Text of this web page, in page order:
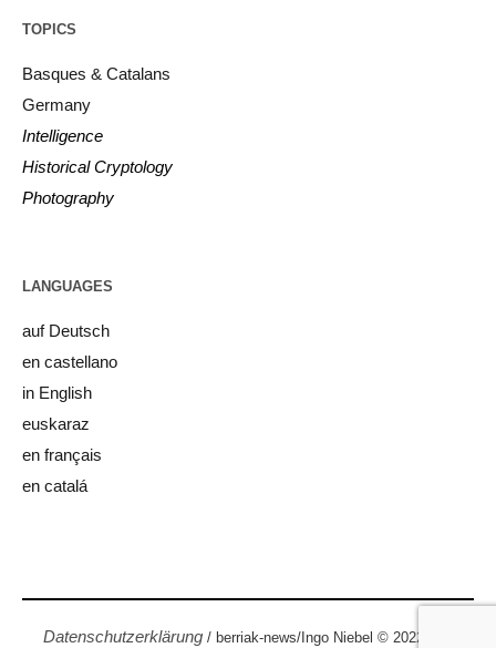
TOPICS
Basques & Catalans
Germany
Intelligence
Historical Cryptology
Photography
LANGUAGES
auf Deutsch
en castellano
in English
euskaraz
en français
en catalá
Datenschutzerklärung / berriak-news/Ingo Niebel © 2022 / All